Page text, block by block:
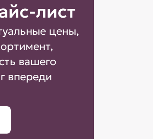
лист
цены,
вашего
впереди